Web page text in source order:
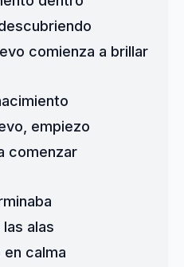
comienza a brillar
empiezo
comenzar
alas
en calma